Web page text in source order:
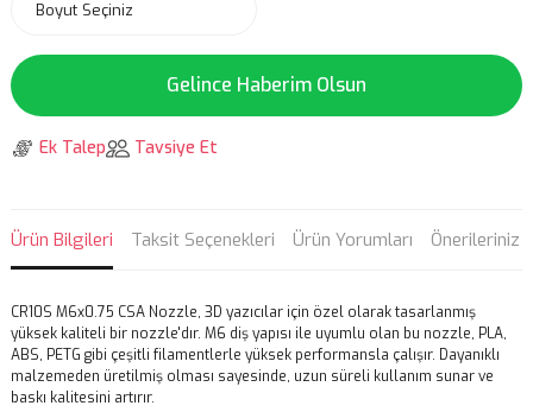
Gelince Haberim Olsun
Ek Talep Tavsiye Et
Ürün Bilgileri Taksit Seçenekleri Ürün Yorumları Önerileriniz
CR10S M6x0.75 CSA Nozzle, 3D yazıcılar için özel olarak tasarlanmış
yüksek kaliteli bir nozzle'dır. M6 diş yapısı ile uyumlu olan bu nozzle, PLA,
ABS, PETG gibi çeşitli filamentlerle yüksek performansla çalışır. Dayanıklı
malzemeden üretilmiş olması sayesinde, uzun süreli kullanım sunar ve
baskı kalitesini artırır.